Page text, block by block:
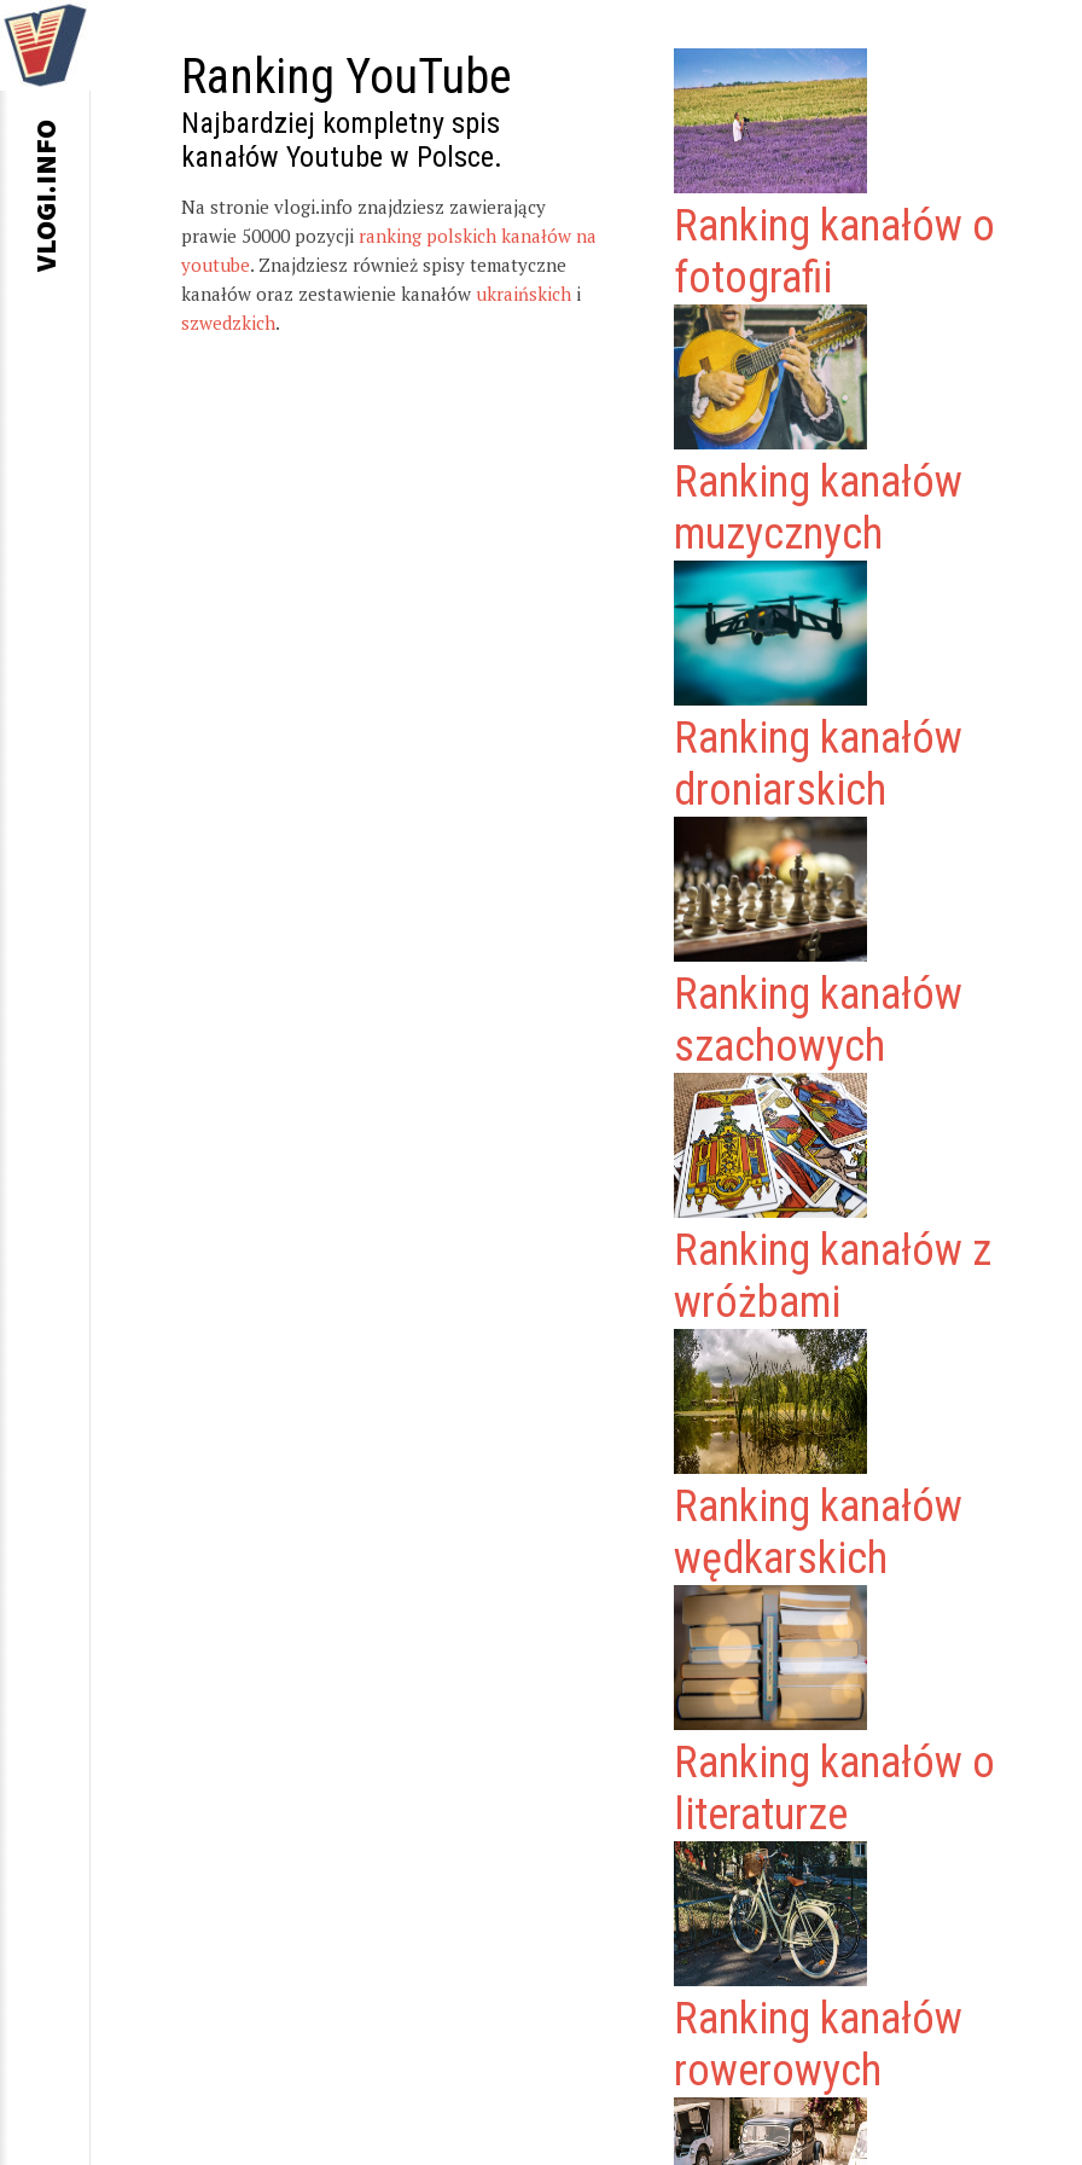
Ranking YouTube
Najbardziej kompletny spis
kanałów Youtube w Polsce.
Na stronie vlogi.info znajdziesz zawierający
prawie 50000 pozycji ranking polskich kanałów na
youtube. Znajdziesz również spisy tematyczne
kanałów oraz zestawienie kanałów ukraińskich i
szwedzkich.
Ranking kanałów o
fotografii
Ranking kanałów
muzycznych
Ranking kanałów
droniarskich
Ranking kanałów
szachowych
Ranking kanałów z
wróżbami
Ranking kanałów
wędkarskich
Ranking kanałów o
literaturze
Ranking kanałów
rowerowych
VLOGI.INFO